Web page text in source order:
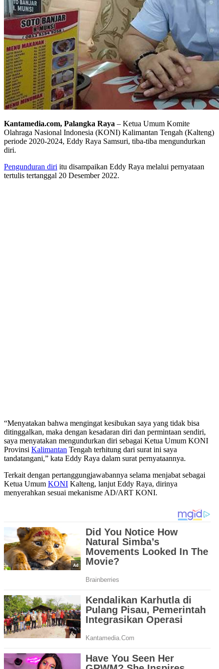
Kantamedia.com, Palangka Raya – Ketua Umum Komite
Olahraga Nasional Indonesia (KONI) Kalimantan Tengah (Kalteng)
periode 2020-2024, Eddy Raya Samsuri, tiba-tiba mengundurkan
diri.
Pengunduran diri itu disampaikan Eddy Raya melalui pernyataan
tertulis tertanggal 20 Desember 2022.
“Menyatakan bahwa mengingat kesibukan saya yang tidak bisa
ditinggalkan, maka dengan kesadaran diri dan permintaan sendiri,
saya menyatakan mengundurkan diri sebagai Ketua Umum KONI
Provinsi Kalimantan Tengah terhitung dari surat ini saya
tandatangani,” kata Eddy Raya dalam surat pernyataannya.
Terkait dengan pertanggungjawabannya selama menjabat sebagai
Ketua Umum KONI Kalteng, lanjut Eddy Raya, dirinya
menyerahkan sesuai mekanisme AD/ART KONI.